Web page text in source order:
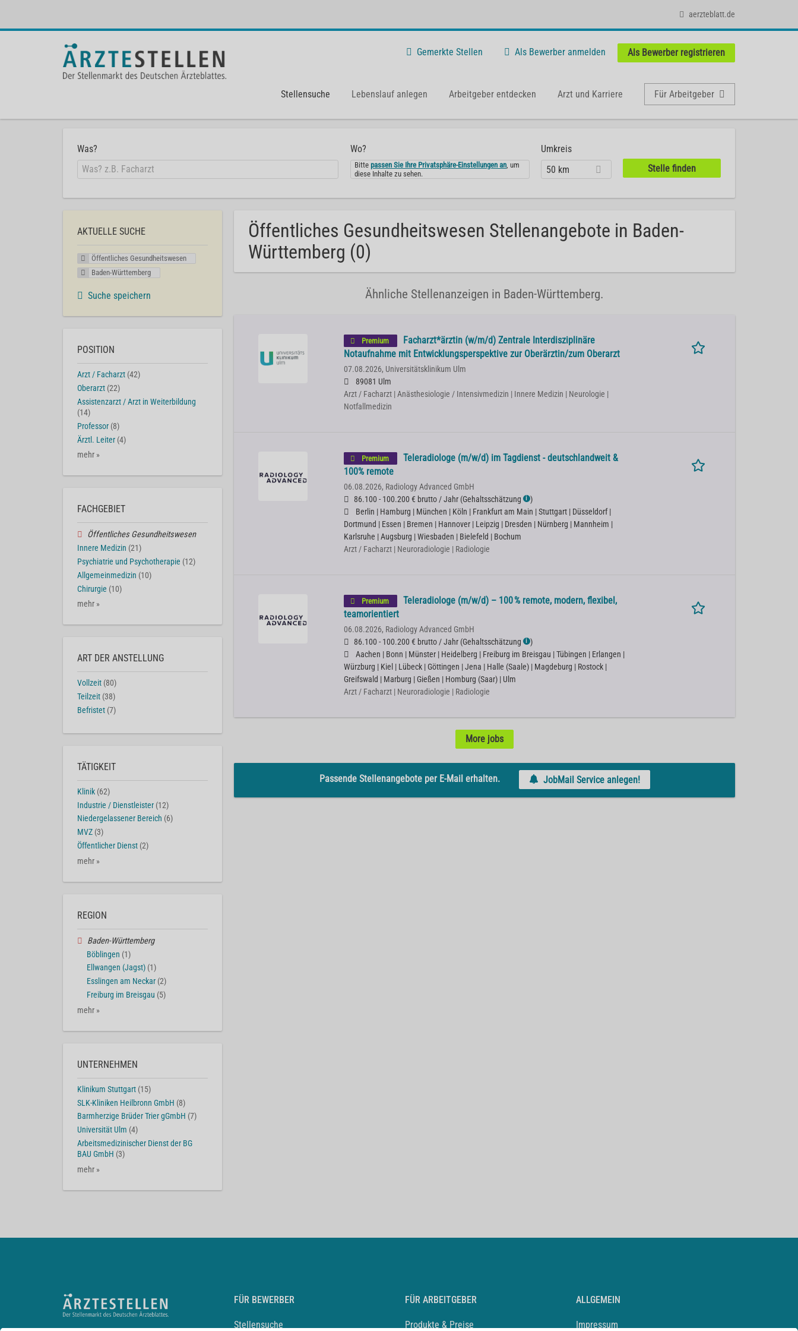
aerzteblatt.de
Gemerkte Stellen Als Bewerber anmelden Als Bewerber registrieren
Stellensuche Lebenslauf anlegen Arbeitgeber entdecken Arzt und Karriere Für Arbeitgeber
Was? Wo?
Bittepassen Sie Ihre Privatsphäre-Einstellungen an, um
diese Inhalte zu sehen.
Umkreis
50 km
Öffentliches Gesundheitswesen Stellenangebote in Baden-
Württemberg (0)
Ähnliche Stellenanzeigen in Baden-Württemberg.
Premium
Facharzt*ärztin (w/m/d) Zentrale Interdisziplinäre
Notaufnahme mit Entwicklungsperspektive zur Oberärztin/zum Oberarzt
07.08.2026, Universitätsklinikum Ulm
89081 Ulm
Arzt / Facharzt | Anästhesiologie / Intensivmedizin | Innere Medizin | Neurologie |
Notfallmedizin
Premium
Teleradiologe (m/w/d) im Tagdienst - deutschlandweit &
100% remote
06.08.2026, Radiology Advanced GmbH
86.100 - 100.200 € brutto / Jahr (Gehaltsschätzung ℹ )
Berlin | Hamburg | München | Köln | Frankfurt am Main | Stuttgart | Düsseldorf |
Dortmund | Essen | Bremen | Hannover | Leipzig | Dresden | Nürnberg | Mannheim |
Karlsruhe | Augsburg | Wiesbaden | Bielefeld | Bochum
Arzt / Facharzt | Neuroradiologie | Radiologie
Premium
Teleradiologe (m/w/d) – 100 % remote, modern, flexibel,
teamorientiert
06.08.2026, Radiology Advanced GmbH
86.100 - 100.200 € brutto / Jahr (Gehaltsschätzung ℹ )
Aachen | Bonn | Münster | Heidelberg | Freiburg im Breisgau | Tübingen | Erlangen |
Würzburg | Kiel | Lübeck | Göttingen | Jena | Halle (Saale) | Magdeburg | Rostock |
Greifswald | Marburg | Gießen | Homburg (Saar) | Ulm
Arzt / Facharzt | Neuroradiologie | Radiologie
More jobs
Passende Stellenangebote per E-Mail erhalten. JobMail Service anlegen!
AKTUELLE SUCHE
Öffentliches Gesundheitswesen
Baden-Württemberg
Suche speichern
POSITION
Arzt / Facharzt (42)
Oberarzt (22)
Assistenzarzt / Arzt in Weiterbildung
(14)
Professor (8)
Ärztl. Leiter (4)
mehr »
FACHGEBIET
Öffentliches Gesundheitswesen
Innere Medizin (21)
Psychiatrie und Psychotherapie (12)
Allgemeinmedizin (10)
Chirurgie (10)
mehr »
ART DER ANSTELLUNG
Vollzeit (80)
Teilzeit (38)
Befristet (7)
TÄTIGKEIT
Klinik (62)
Industrie / Dienstleister (12)
Niedergelassener Bereich (6)
MVZ (3)
Öffentlicher Dienst (2)
mehr »
REGION
Baden-Württemberg
Böblingen (1)
Ellwangen (Jagst) (1)
Esslingen am Neckar (2)
Freiburg im Breisgau (5)
mehr »
UNTERNEHMEN
Klinikum Stuttgart (15)
SLK-Kliniken Heilbronn GmbH (8)
Barmherzige Brüder Trier gGmbH (7)
Universität Ulm (4)
Arbeitsmedizinischer Dienst der BG
BAU GmbH (3)
mehr »
FÜR BEWERBER
Stellensuche
FÜR ARBEITGEBER
Produkte & Preise
ALLGEMEIN
Impressum